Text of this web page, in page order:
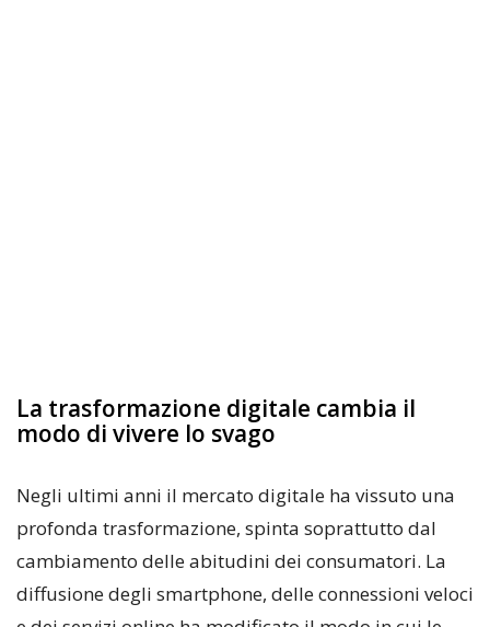
La trasformazione digitale cambia il
modo di vivere lo svago
Negli ultimi anni il mercato digitale ha vissuto una
profonda trasformazione, spinta soprattutto dal
cambiamento delle abitudini dei consumatori. La
diffusione degli smartphone, delle connessioni veloci